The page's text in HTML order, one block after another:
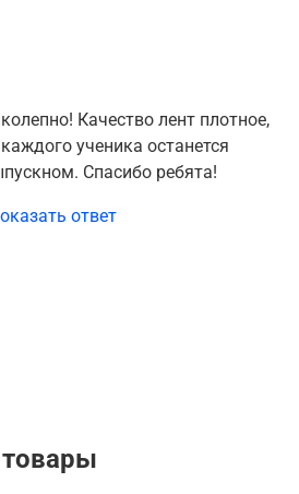
Качество лент плотное,
ученика останется
Спасибо ребята!
ответ